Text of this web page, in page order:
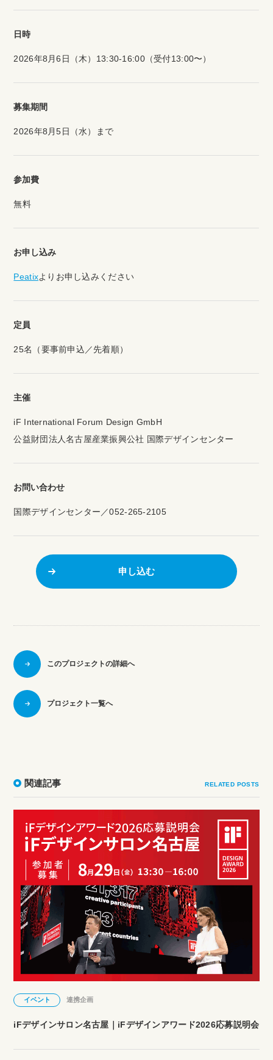
日時
2026年8月6日（木）13:30-16:00（受付13:00〜）
募集期間
2026年8月5日（水）まで
参加費
無料
お申し込み
Peatixよりお申し込みください
定員
25名（要事前申込／先着順）
主催
iF International Forum Design GmbH
公益財団法人名古屋産業振興公社 国際デザインセンター
お問い合わせ
国際デザインセンター／052-265-2105
申し込む
このプロジェクトの詳細へ
プロジェクト一覧へ
関連記事 RELATED POSTS
イベント 連携企画
iFデザインサロン名古屋｜iFデザインアワード2026応募説明会